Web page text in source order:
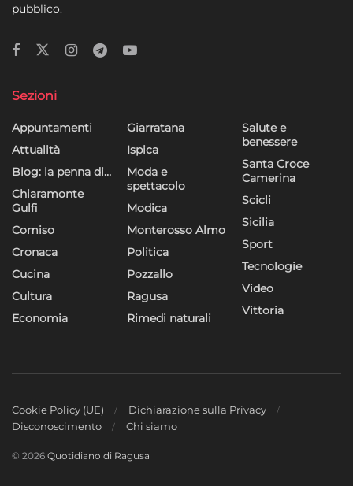
pubblico.
Sezioni
Appuntamenti
Attualità
Blog: la penna di…
Chiaramonte
Gulfi
Comiso
Cronaca
Cucina
Cultura
Economia
Giarratana
Ispica
Moda e
spettacolo
Modica
Monterosso Almo
Politica
Pozzallo
Ragusa
Rimedi naturali
Salute e
benessere
Santa Croce
Camerina
Scicli
Sicilia
Sport
Tecnologie
Video
Vittoria
Cookie Policy (UE)
Dichiarazione sulla Privacy
Disconoscimento
Chi siamo
© 2026 Quotidiano di Ragusa